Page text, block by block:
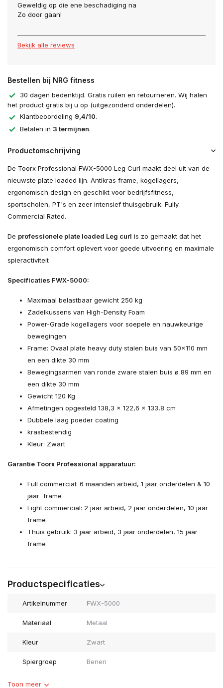
Geweldig op die ene beschadiging na
Zo door gaan!
Bekijk alle reviews
Bestellen bij NRG fitness
30 dagen bedenktijd. Gratis ruilen en retourneren. Wij halen
het product gratis bij u op (uitgezonderd onderdelen).
Klantbeoordeling 9,4/10.
Betalen in 3 termijnen.
Productomschrijving
De Toorx Professional FWX-5000 Leg Curl maakt deel uit van de
nieuwste plate loaded lijn. Antikras frame, kogellagers,
ergonomisch design en geschikt voor bedrijfsfitness,
sportscholen, PT's en zeer intensief thuisgebruik. Fully
Commercial Rated.
De professionele plate loaded Leg curl is zo gemaakt dat het
ergonomisch comfort oplevert voor goede uitvoering en maximale
spieractiviteit
Specificaties FWX-5000:
Maximaal belastbaar gewicht 250 kg
Zadelkussens van High-Density Foam
Power-Grade kogellagers voor soepele en nauwkeurige
bewegingen
Frame: Ovaal plate heavy duty stalen buis van 50x110 mm
en een dikte 30 mm
Bewegingsarmen van ronde zware stalen buis ø 89 mm en
een dikte 30 mm
Gewicht 120 Kg
Afmetingen opgesteld 138,3 x 122,6 x 133,8 cm
Dubbele laag poeder coating
krasbestendig
Kleur: Zwart
Garantie Toorx Professional apparatuur:
Full commercial: 6 maanden arbeid, 1 jaar onderdelen & 10
jaar frame
Light commercial: 2 jaar arbeid, 2 jaar onderdelen, 10 jaar
frame
Thuis gebruik: 3 jaar arbeid, 3 jaar onderdelen, 15 jaar
frame
Productspecificaties
Artikelnummer FWX-5000
Materiaal Metaal
Kleur Zwart
Spiergroep Benen
Toon meer